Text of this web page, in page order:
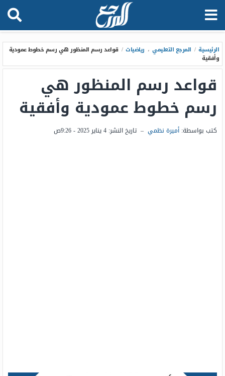
الرئيسية / المرجع التعليمي ، رياضيات / قواعد رسم المنظور هي رسم خطوط عمودية
وأفقية
قواعد رسم المنظور هي
رسم خطوط عمودية وأفقية
كتب بواسطة: أميرة نظمي – تاريخ النشر: 4 يناير 2025 - 9:26ص